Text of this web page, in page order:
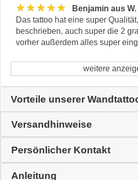
★★★★★
Benjamin aus W.
Das tattoo hat eine super
beschrieben, auch super die 2
vorher außerdem alles super
weitere
Vorteile unserer
Versandhinweise
Persönlicher Kontakt
Anleitung